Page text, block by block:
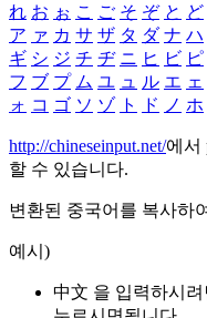
れ お ぉ こ ご そ ぞ と ど
ア ァ カ サ ザ タ ダ ナ ハ
ギ シ ジ チ ヂ ニ ヒ ビ ピ
フ ブ プ ム ユ ュ ル エ ェ
ォ コ ゴ ソ ゾ ト ド ノ ホ
http://chineseinput.net/에서
할 수 있습니다.
변환된 중국어를 복사하
예시)
中文 을 입력하시려